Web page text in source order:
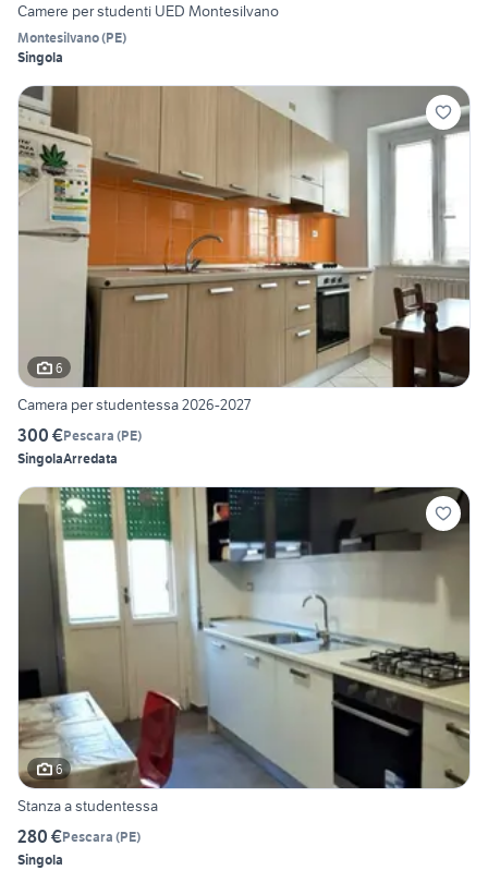
Camere per studenti UED Montesilvano
Montesilvano(PE)
Singola
6
Camera per studentessa 2026-2027
300 €Pescara (PE)
SingolaArredata
6
Stanza a studentessa
280 €Pescara (PE)
Singola